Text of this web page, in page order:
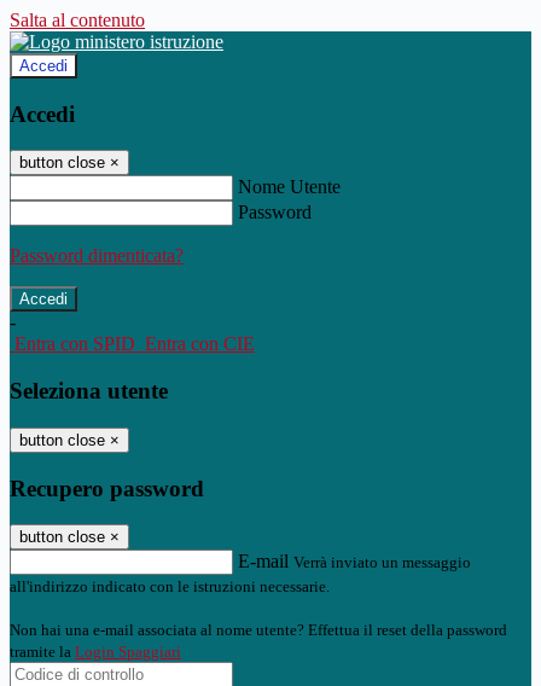
Salta al contenuto
Accedi
Accedi
button close ×
Nome Utente
Password
Password dimenticata?
-
Entra con SPID Entra con CIE
Seleziona utente
button close ×
Recupero password
button close ×
E-mail Verrà inviato un messaggio
all'indirizzo indicato con le istruzioni necessarie.
Non hai una e-mail associata al nome utente? Effettua il reset della password
tramite la Login Spaggiari